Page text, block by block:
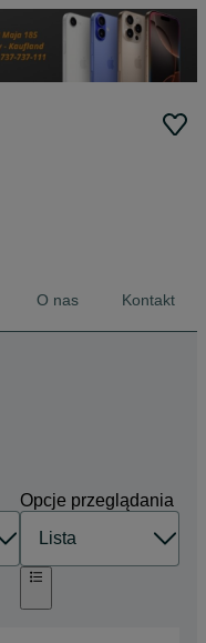
O nas Kontakt
Opcje przeglądania